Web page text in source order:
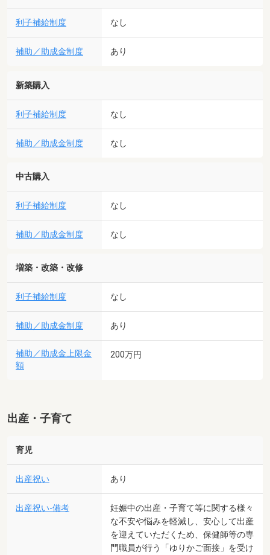
利子補給制度 なし
補助／助成金制度 あり
新築購入
利子補給制度 なし
補助／助成金制度 なし
中古購入
利子補給制度 なし
補助／助成金制度 なし
増築・改築・改修
利子補給制度 なし
補助／助成金制度 あり
補助／助成金上限金
額
200万円
出産・子育て
育児
出産祝い あり
出産祝い-備考
妊娠中の出産・子育て等に関する様々
な不安や悩みを軽減し、安心して出産
を迎えていただくため、保健師等の専
門職員が行う「ゆりかご面接」を受け